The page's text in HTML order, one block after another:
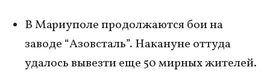
В Мариуполе продолжаются бои на
заводе “Азовсталь”. Накануне оттуда
удалось вывезти еще 50 мирных жителей.